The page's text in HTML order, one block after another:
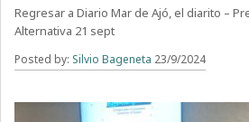
Regresar a Diario Mar de Ajó, el diarito –
Alternativa 21 sept
Posted by: Silvio Bageneta 23/9/2024